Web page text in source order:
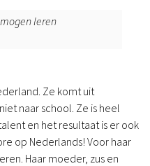
leren
Ze komt uit
naar school. Ze is heel
en het resultaat is er ook
op Nederlands! Voor haar
Haar moeder, zus en